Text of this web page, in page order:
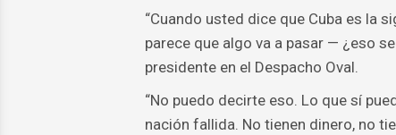
“Cuando usted dice que Cuba es la
parece que algo va a pasar — ¿eso
presidente en el Despacho Oval.
“No puedo decirte eso. Lo que sí
nación fallida. No tienen dinero, no